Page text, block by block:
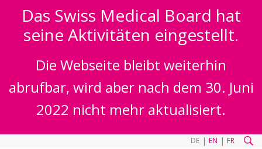
Das Swiss Medical Board hat
seine Aktivitäten eingestellt.
Die Webseite bleibt weiterhin
abrufbar, wird aber nach dem 30. Juni
2022 nicht mehr aktualisiert.
DE | EN | FR